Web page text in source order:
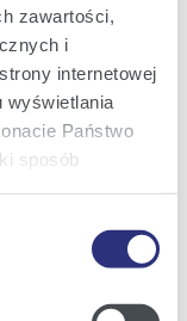
zawartości,
i
internetowej
wyświetlania
Państwo
sposób
Polityce